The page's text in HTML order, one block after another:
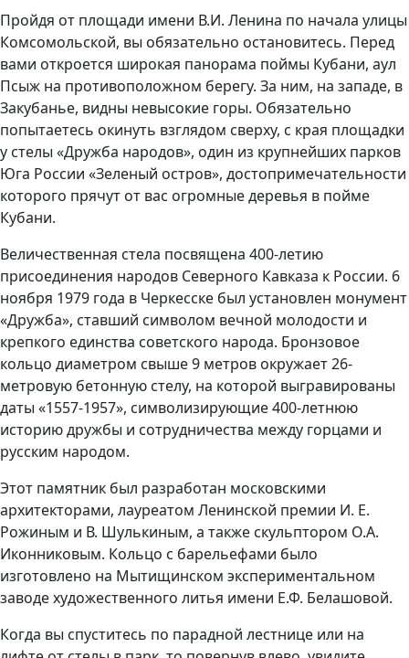
Пройдя от площади имени В.И. Ленина по начала улицы
Комсомольской, вы обязательно остановитесь. Перед
вами откроется широкая панорама поймы Кубани, аул
Псыж на противоположном берегу. За ним, на западе, в
Закубанье, видны невысокие горы. Обязательно
попытаетесь окинуть взглядом сверху, с края площадки
у стелы «Дружба народов», один из крупнейших парков
Юга России «Зеленый остров», достопримечательности
которого прячут от вас огромные деревья в пойме
Кубани.
Величественная стела посвящена 400-летию
присоединения народов Северного Кавказа к России. 6
ноября 1979 года в Черкесске был установлен монумент
«Дружба», ставший символом вечной молодости и
крепкого единства советского народа. Бронзовое
кольцо диаметром свыше 9 метров окружает 26-
метровую бетонную стелу, на которой выгравированы
даты «1557-1957», символизирующие 400-летнюю
историю дружбы и сотрудничества между горцами и
русским народом.
Этот памятник был разработан московскими
архитекторами, лауреатом Ленинской премии И. Е.
Рожиным и В. Шулькиным, а также скульптором О.А.
Иконниковым. Кольцо с барельефами было
изготовлено на Мытищинском экспериментальном
заводе художественного литья имени Е.Ф. Белашовой.
Когда вы спуститесь по парадной лестнице или на